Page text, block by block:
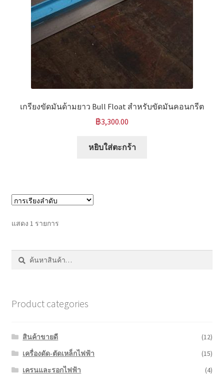
สินค้า COPKO
หน้าแรก COPKO
เกรียงขัดมันด้ามยาว Bull Float สำหรับขัดมันคอนกรีต
฿3,300.00
หยิบใส่ตะกร้า
แสดง 1 รายการ
ค้นหา:
ค้นหา
Product categories
สินค้าขายดี
(12)
เครื่องดัด-ตัดเหล็กไฟฟ้า
(15)
เครนและรอกไฟฟ้า
(4)